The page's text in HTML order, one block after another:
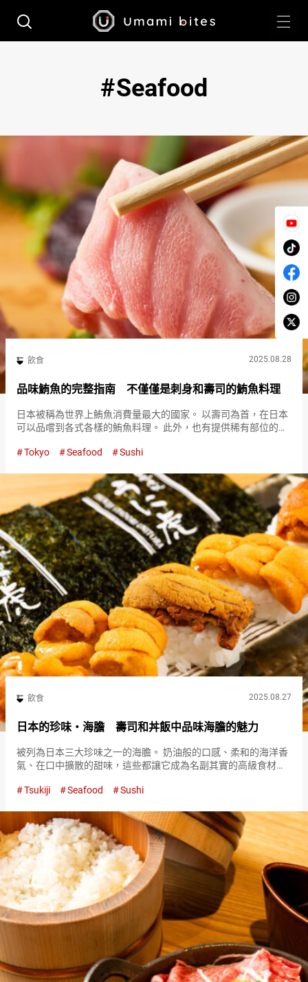
Seafood
飲食 2025.08.28
品味鮪魚的完整指南 不僅僅是刺身和壽司的鮪魚料理
日本被稱為世界上鮪魚消費量最大的國家。 以壽司為首，在日本
可以品嚐到各式各樣的鮪魚料理。 此外，也有提供稀有部位的店
推薦的食用方法，感受鮪魚的魅力。 鮪魚的種類與當季時期 在日
Tokyo Seafood Sushi
飲食 2025.08.27
日本的珍味・海膽 壽司和丼飯中品味海膽的魅力
被列為日本三大珍味之一的海膽。 奶油般的口感、柔和的海洋香
氣、在口中擴散的甜味，這些都讓它成為名副其實的高級食材。
材的海膽之謎。 我們所稱的『海膽（uni／sea urchin）』…
Tsukiji Seafood Sushi